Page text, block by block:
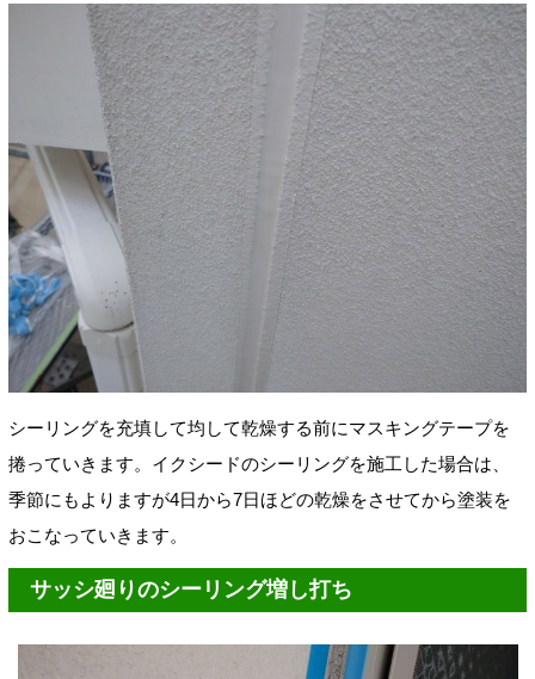
シーリングを充填して均して乾燥する前にマスキングテープを
捲っていきます。イクシードのシーリングを施工した場合は、
季節にもよりますが4日から7日ほどの乾燥をさせてから塗装を
おこなっていきます。
サッシ廻りのシーリング増し打ち